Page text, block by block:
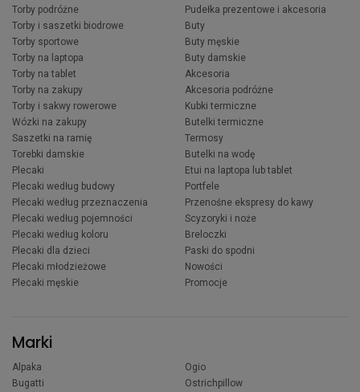
Torby podróżne
Torby i saszetki biodrowe
Torby sportowe
Torby na laptopa
Torby na tablet
Torby na zakupy
Torby i sakwy rowerowe
Wózki na zakupy
Saszetki na ramię
Torebki damskie
Plecaki
Plecaki według budowy
Plecaki według przeznaczenia
Plecaki według pojemności
Plecaki według koloru
Plecaki dla dzieci
Plecaki młodzieżowe
Plecaki męskie
Pudełka prezentowe i akcesoria
Buty
Buty męskie
Buty damskie
Akcesoria
Akcesoria podróżne
Kubki termiczne
Butelki termiczne
Termosy
Butelki na wodę
Etui na laptopa lub tablet
Portfele
Przenośne ekspresy do kawy
Scyzoryki i noże
Breloczki
Paski do spodni
Nowości
Promocje
Marki
Alpaka
Bugatti
Ogio
Ostrichpillow